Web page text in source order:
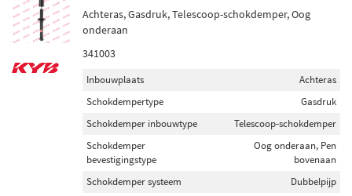
Achteras, Gasdruk, Telescoop-schokdemper, Oog
onderaan
341003
Inbouwplaats
Achteras
Schokdempertype
Gasdruk
Schokdemper inbouwtype
Telescoop-schokdemper
Schokdemper
bevestigingstype
Oog onderaan, Pen
bovenaan
Schokdemper systeem
Dubbelpijp